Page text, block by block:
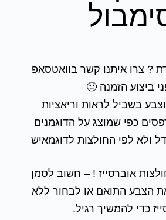
? צרו איתנו קשר בוואטסאפ
ביצוע הזמנה 🙂
בשביל לראות וריאציות
כפי שמוצג על הדוגמנים
ולא לפי החולצות לדוגמאיש
אוברסייז ! – חשוב לסמן
הצבע התואם או לבחור ללא
כדי להמשיך רגיל.